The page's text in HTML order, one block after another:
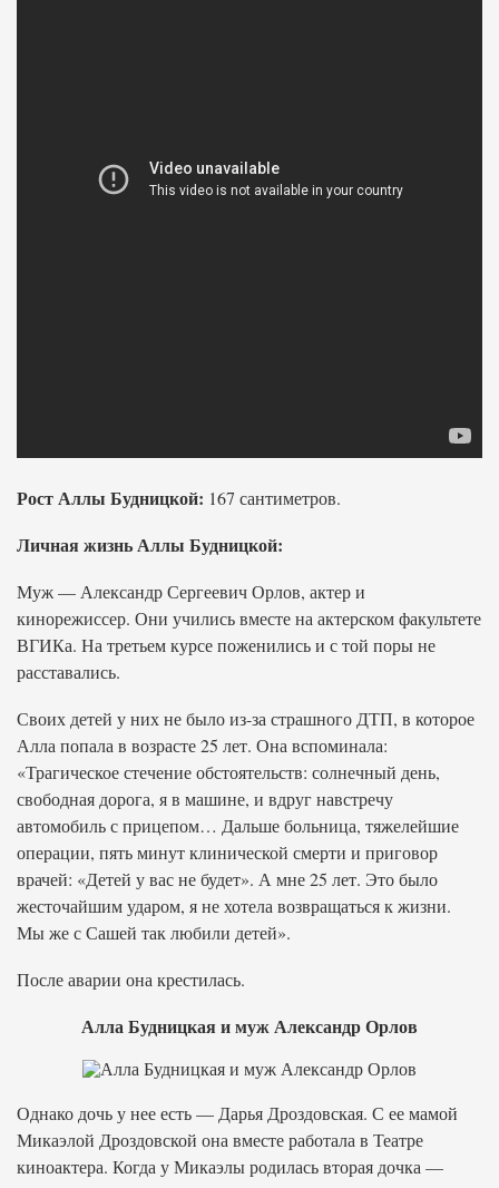
Рост Аллы Будницкой: 167 сантиметров.
Личная жизнь Аллы Будницкой:
Муж — Александр Сергеевич Орлов, актер и
кинорежиссер. Они учились вместе на актерском факультете
ВГИКа. На третьем курсе поженились и с той поры не
расставались.
Своих детей у них не было из-за страшного ДТП, в которое
Алла попала в возрасте 25 лет. Она вспоминала:
«Трагическое стечение обстоятельств: солнечный день,
свободная дорога, я в машине, и вдруг навстречу
автомобиль с прицепом… Дальше больница, тяжелейшие
операции, пять минут клинической смерти и приговор
врачей: «Детей у вас не будет». А мне 25 лет. Это было
жесточайшим ударом, я не хотела возвращаться к жизни.
Мы же с Сашей так любили детей».
После аварии она крестилась.
Алла Будницкая и муж Александр Орлов
Однако дочь у нее есть — Дарья Дроздовская. С ее мамой
Микаэлой Дроздовской она вместе работала в Театре
киноактера. Когда у Микаэлы родилась вторая дочка —